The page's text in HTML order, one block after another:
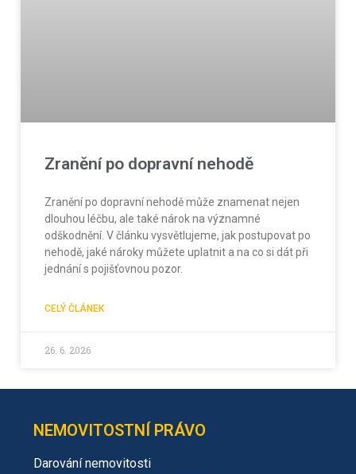
Zranění po dopravní nehodě
Zranění po dopravní nehodě může znamenat nejen
dlouhou léčbu, ale také nárok na významné
odškodnění. V článku vysvětlujeme, jak postupovat po
nehodě, jaké nároky můžete uplatnit a na co si dát při
jednání s pojišťovnou pozor.
CELÝ ČLÁNEK
26. 6. 2026
NEMOVITOSTNÍ PRÁVO
Darování nemovitosti